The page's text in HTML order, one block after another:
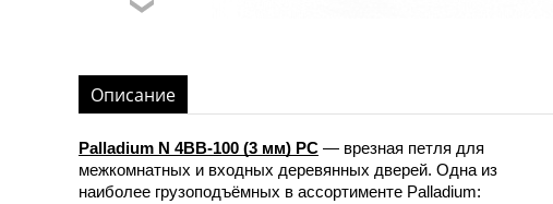
Описание
Palladium N 4BB-100 (3 мм) PC — врезная петля для
межкомнатных и входных деревянных дверей. Одна из
наиболее грузоподъёмных в ассортименте Palladium: